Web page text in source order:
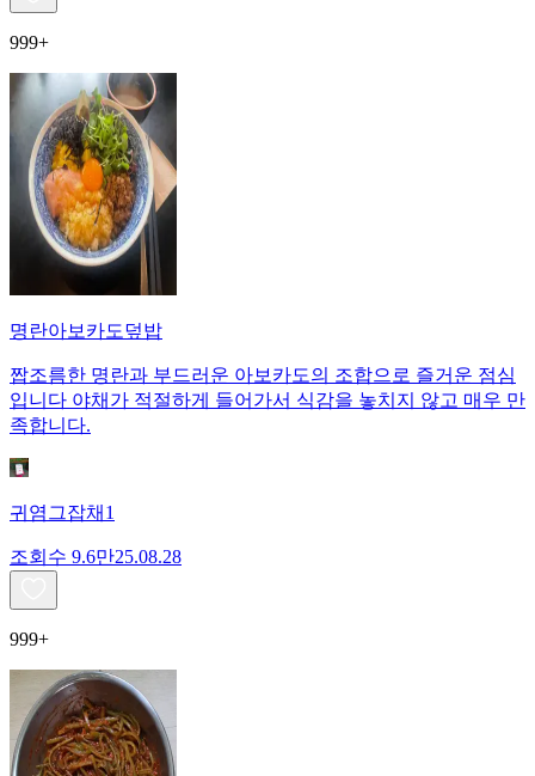
999+
명란아보카도덮밥
짭조름한 명란과 부드러운 아보카도의 조합으로 즐거운 점심
입니다 야채가 적절하게 들어가서 식감을 놓치지 않고 매우 만
족합니다.
귀염그잡채1
조회수 9.6만25.08.28
999+